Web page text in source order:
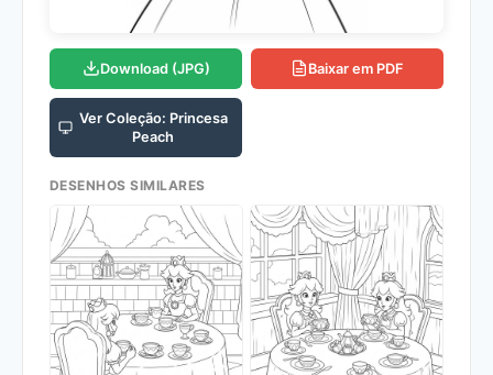
Download (JPG) Baixar em PDF
Ver Coleção: Princesa
Peach
DESENHOS SIMILARES